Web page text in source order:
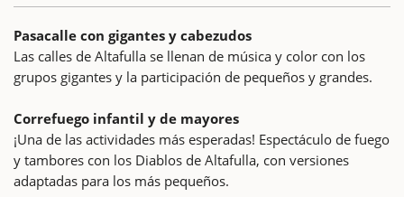
Pasacalle con gigantes y cabezudos
Las calles de Altafulla se llenan de música y color con los
grupos gigantes y la participación de pequeños y grandes.
Correfuego infantil y de mayores
¡Una de las actividades más esperadas! Espectáculo de fuego
y tambores con los Diablos de Altafulla, con versiones
adaptadas para los más pequeños.